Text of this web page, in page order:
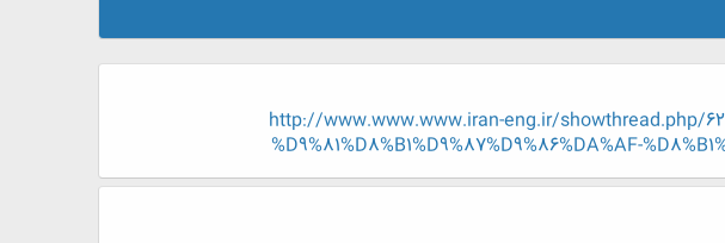
http://www.www.www.iran-eng.ir/showthread.php/
%D9%81%D8%B1%D9%87%D9%86%DA%AF-